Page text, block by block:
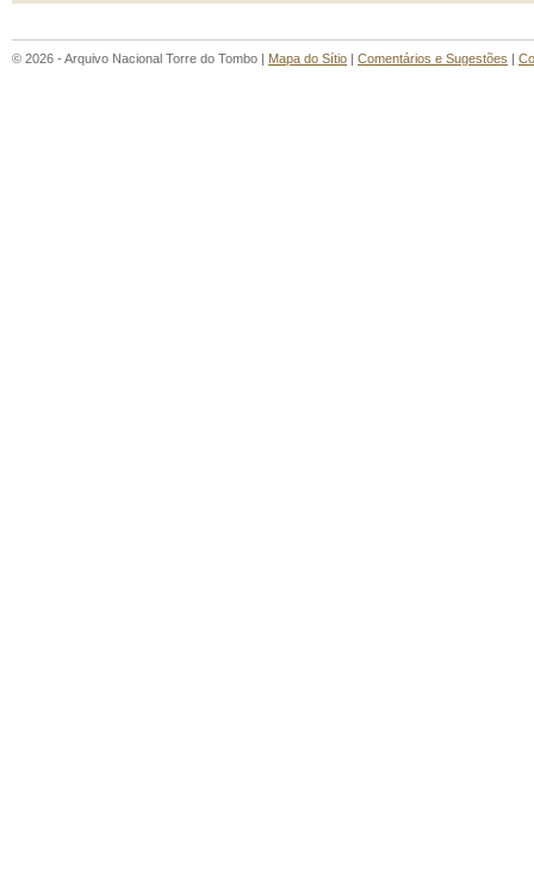
© 2026 - Arquivo Nacional Torre do Tombo | Mapa do Sítio | Comentários e Sugestões |